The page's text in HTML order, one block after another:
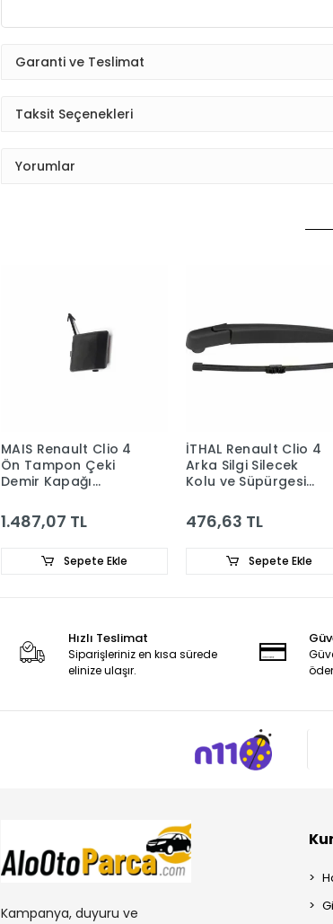
Garanti ve Teslimat
Taksit Seçenekleri
Yorumlar
MAIS Renault Clio 4
Ön Tampon Çeki
Demir Kapağı
1.487,07 TL
Sepete Ekle
İTHAL Renault Clio 4
Arka Silgi Silecek
Kolu ve Süpürgesi
476,63 TL
Sepete Ekle
Hızlı Teslimat
Siparişleriniz en kısa sürede
elinize ulaşır.
Kampanya, duyuru ve